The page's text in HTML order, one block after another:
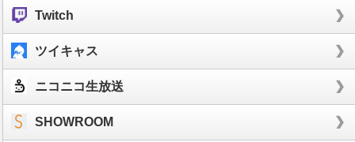
Twitch
ツイキャス
ニコニコ生放送
SHOWROOM